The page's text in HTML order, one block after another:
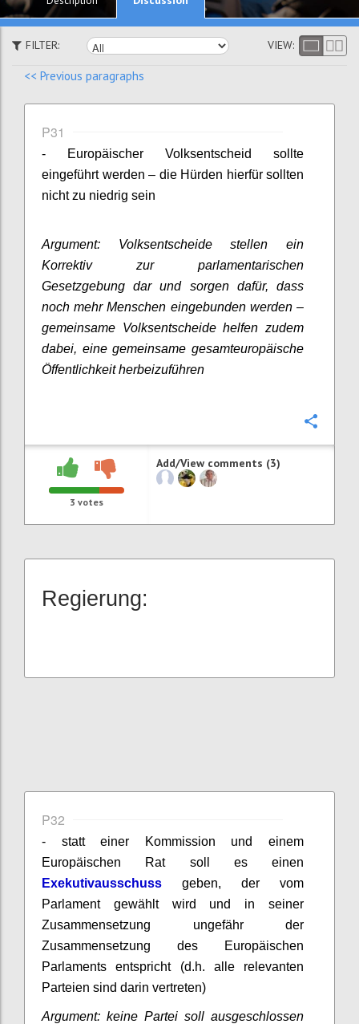
FILTER: VIEW:
<< Previous paragraphs
P31
- Europäischer Volksentscheid sollte
eingeführt werden – die Hürden hierfür sollten
nicht zu niedrig sein
Argument: Volksentscheide stellen ein
Korrektiv zur parlamentarischen
Gesetzgebung dar und sorgen dafür, dass
noch mehr Menschen eingebunden werden –
gemeinsame Volksentscheide helfen zudem
dabei, eine gemeinsame gesamteuropäische
Öffentlichkeit herbeizuführen
3 votes
Add/View comments (3)
Regierung:
P32
- statt einer Kommission und einem
Europäischen Rat soll es einen
Exekutivausschuss geben, der vom
Parlament gewählt wird und in seiner
Zusammensetzung ungefähr der
Zusammensetzung des Europäischen
Parlaments entspricht (d.h. alle relevanten
Parteien sind darin vertreten)
Argument: keine Partei soll ausgeschlossen